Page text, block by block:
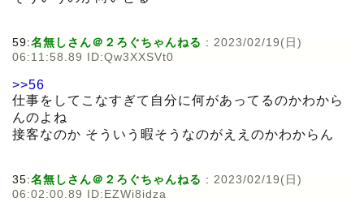
59:名無しさん＠２ろぐちゃんねる : 2023/02/19(日)
06:11:58.89 ID:Qw3XXSVt0
>>56
仕事をしてこなすぎて自分に何があってるのかわから
んのよね
接客なのか そういう暇そうなのがええのかわからん
35:名無しさん＠２ろぐちゃんねる : 2023/02/19(日)
06:02:00.89 ID:EZWi8idza